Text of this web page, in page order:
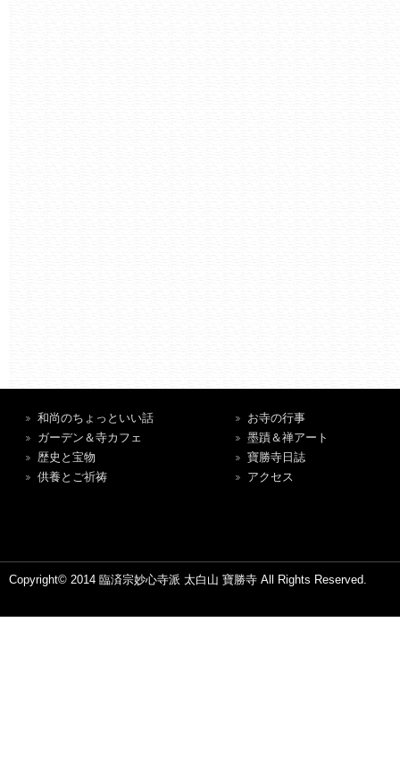
和尚のちょっといい話
ガーデン＆寺カフェ
歴史と宝物
供養とご祈祷
お寺の行事
墨蹟＆禅アート
寶勝寺日誌
アクセス
Copyright© 2014 臨済宗妙心寺派 太白山 寶勝寺 All Rights Reserved.